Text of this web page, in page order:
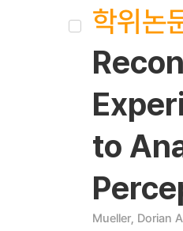
학위논
to
Mueller, Dorian A